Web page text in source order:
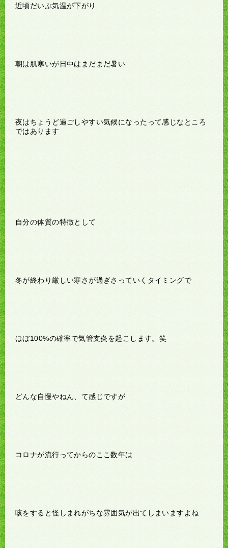
近頃だいぶ気温が下がり
朝は肌寒いが日中はまだまだ暑い
夜はちょうど過ごしやすい気候になったって感じなところ
ではあります
自分の体質の特徴として
冬が終わり厳しい寒さが過ぎさっていくタイミングで
ほぼ100%の確率で気管支炎を起こします。笑
どんな自慢やねん、て感じですが
コロナが流行ってからのここ数年は
咳をすると怪しまれがちな雰囲気が出てしまいますよね